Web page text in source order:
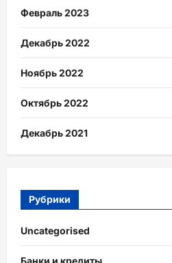
Февраль 2023
Декабрь 2022
Ноябрь 2022
Октябрь 2022
Декабрь 2021
Рубрики
Uncategorised
Банки и кредиты